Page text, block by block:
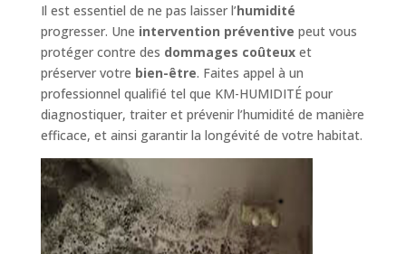
Il est essentiel de ne pas laisser l’humidité
progresser. Une intervention préventive peut vous
protéger contre des dommages coûteuxet
préserver votre bien-être. Faites appel à un
professionnel qualifié tel que KM-HUMIDITÉ pour
diagnostiquer, traiter et prévenir l’humidité de manière
efficace, et ainsi garantir la longévité de votre habitat.